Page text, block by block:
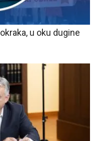
u oku dugine